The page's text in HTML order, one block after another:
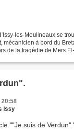
les-Moulineaux se
mécanicien à bord du
de la tragédie de Mers
20:58
Issy